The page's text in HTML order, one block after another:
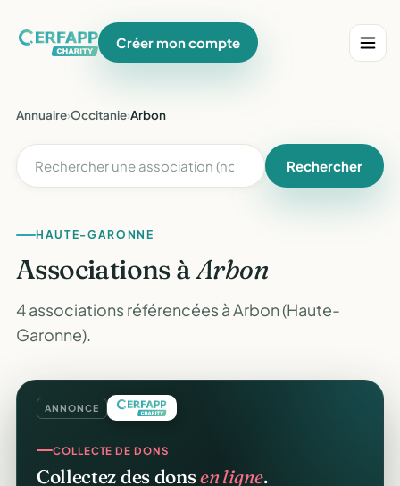
Créer mon compte
Annuaire›Occitanie›Arbon
Rechercher
HAUTE-GARONNE
Associations àArbon
4 associations référencées à Arbon (Haute-
Garonne).
ANNONCE
COLLECTE DE DONS
Collectez des donsen ligne.